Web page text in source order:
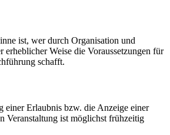
ist, wer durch Organisation und
erheblicher Weise die Voraussetzungen für
schafft.
einer Erlaubnis bzw. die Anzeige einer
Veranstaltung ist möglichst frühzeitig